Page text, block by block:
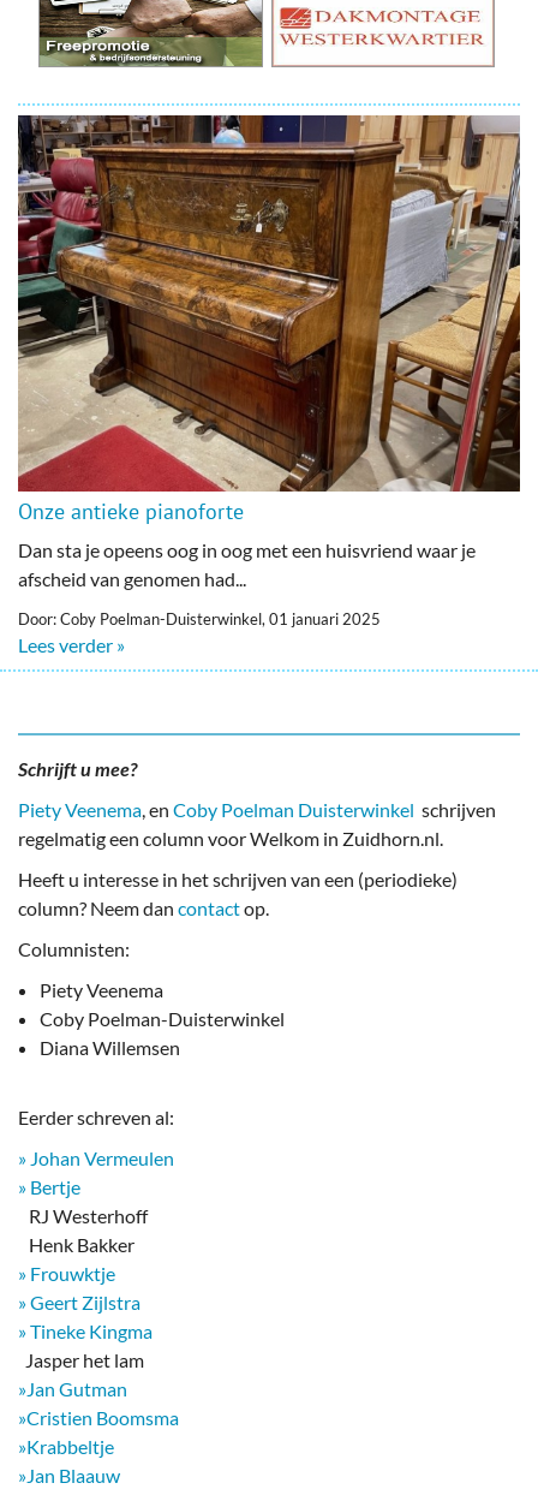
Onze antieke pianoforte
Dan sta je opeens oog in oog met een huisvriend waar je
afscheid van genomen had...
Door: Coby Poelman-Duisterwinkel, 01 januari 2025
Lees verder »
Schrijft u mee?
Piety Veenema, en Coby Poelman Duisterwinkel schrijven
regelmatig een column voor Welkom in Zuidhorn.nl.
Heeft u interesse in het schrijven van een (periodieke)
column? Neem dan contactop.
Columnisten:
Piety Veenema
Coby Poelman-Duisterwinkel
Diana Willemsen
Eerder schreven al:
» Johan Vermeulen
» Bertje
RJ Westerhoff
Henk Bakker
» Frouwktje
» Geert Zijlstra
» Tineke Kingma
​ Jasper het lam
»Jan Gutman
»Cristien Boomsma
»Krabbeltje
»Jan Blaauw